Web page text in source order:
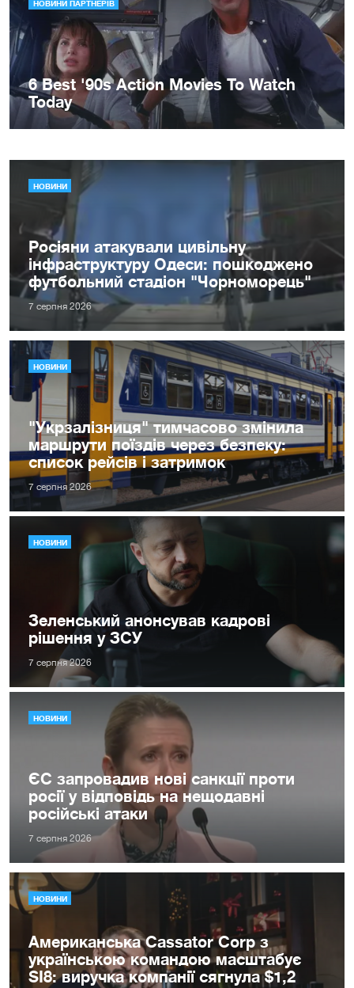
НОВИНИ
Росіяни атакували цивільну
інфраструктуру Одеси: пошкоджено
футбольний стадіон "Чорноморець"
7 серпня 2026
НОВИНИ
"Укрзалізниця" тимчасово змінила
маршрути поїздів через безпеку:
список рейсів і затримок
7 серпня 2026
НОВИНИ
Зеленський анонсував кадрові
рішення у ЗСУ
7 серпня 2026
НОВИНИ
ЄС запровадив нові санкції проти
росії у відповідь на нещодавні
російські атаки
7 серпня 2026
НОВИНИ
Американська Cassator Corp з
українською командою масштабує
SI8: виручка компанії сягнула $1,2